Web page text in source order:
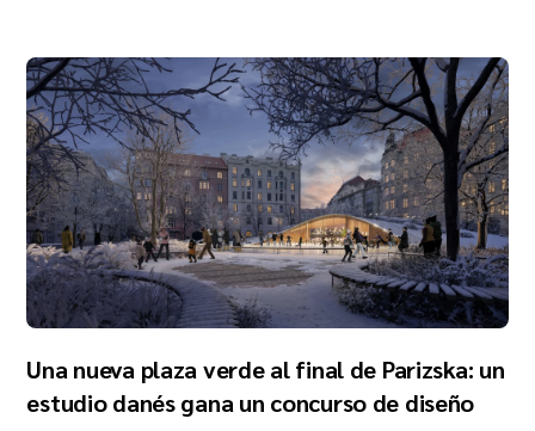
Una nueva plaza verde al final de Parizska: un
estudio danés gana un concurso de diseño